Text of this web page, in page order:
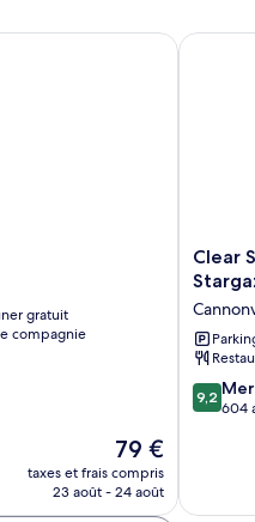
gratuit
compagnie
Le
nouveau
prix
79 €
taxes et frais compris
23 août - 24 août
Clear
Sky
Resorts-
Bryce
Canyon
Unique
Domes
Clear
9.2
sur
9,2
604
Clear